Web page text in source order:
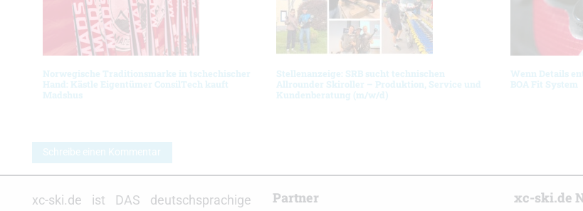
Norwegische Traditionsmarke in tschechischer
Hand: Kästle Eigentümer ConsilTech kauft
Madshus
Stellenanzeige: SRB sucht technischen
Allrounder Skiroller – Produktion, Service und
Kundenberatung (m/w/d)
Wenn Details
BOA Fit System
Schreibe einen Kommentar
xc-ski.de ist DAS deutschsprachige
Partner xc-ski.de